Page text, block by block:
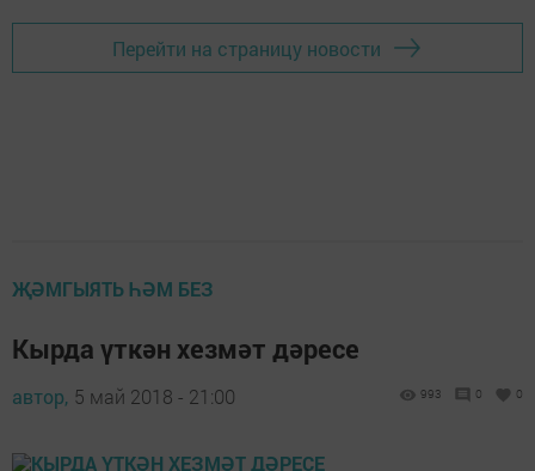
Перейти на страницу новости
ҖӘМГЫЯТЬ ҺӘМ БЕЗ
Кырда үткән хезмәт дәресе
автор, 5 май 2018 - 21:00 993 0 0